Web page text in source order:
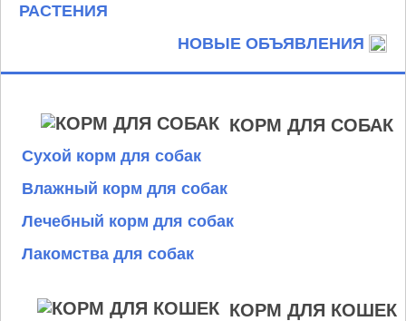
РАСТЕНИЯ
НОВЫЕ ОБЪЯВЛЕНИЯ
КОРМ ДЛЯ СОБАК
Сухой корм для собак
Влажный корм для собак
Лечебный корм для собак
Лакомства для собак
КОРМ ДЛЯ КОШЕК